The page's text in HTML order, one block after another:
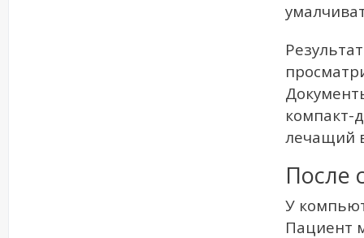
компакт-
лечащий
После
У
Пациент